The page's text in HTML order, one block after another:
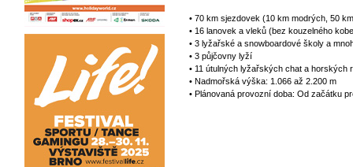
• 70 km sjezdovek (10 km modrých, 50
• 16 lanovek a vleků (bez kouzelného
• 3 lyžařské a snowboardové školy a
• 3 půjčovny lyží
• 11 útulných lyžařských chat a horských
• Nadmořská výška: 1.066 až 2.200 m
• Plánovaná provozní doba: Od začátku